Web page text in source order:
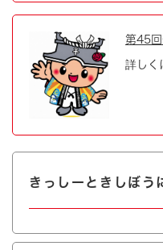
第45
詳しく
きっしーときしぼう